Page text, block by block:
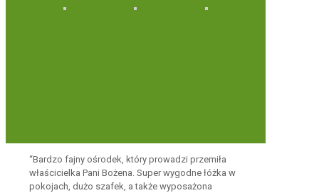
“Bardzo fajny ośrodek, który prowadzi przemiła
właścicielka Pani Bożena. Super wygodne łóżka w
pokojach, dużo szafek, a także wyposażona